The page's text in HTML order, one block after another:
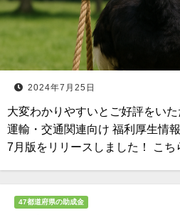
2024年7月25日
大変わかりやすいとご好評をい
運輸・交通関連向け 福利厚生情
7月版をリリースしました！ こ
47都道府県の助成金